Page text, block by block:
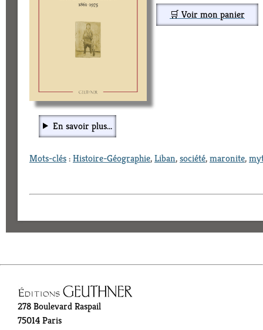
🛒 Voir mon panier
En savoir plus...
Mots-clés:Histoire-Géographie,Liban,société,maronite,
278 Boulevard Raspail
75014 Paris